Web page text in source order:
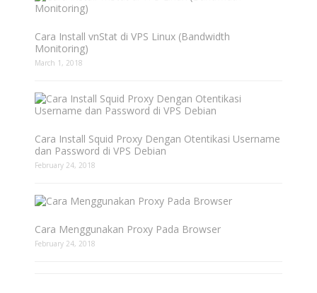
Cara Install vnStat di VPS Linux (Bandwidth
Monitoring)
March 1, 2018
Cara Install Squid Proxy Dengan Otentikasi Username
dan Password di VPS Debian
February 24, 2018
Cara Menggunakan Proxy Pada Browser
February 24, 2018